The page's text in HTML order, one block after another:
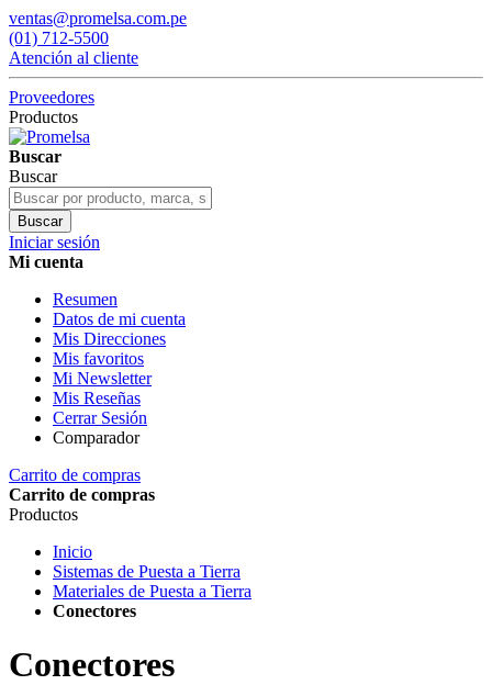
ventas@promelsa.com.pe
(01) 712-5500
Atención al cliente
Proveedores
Productos
Buscar
Buscar
Buscar
Iniciar sesión
Mi cuenta
Resumen
Datos de mi cuenta
Mis Direcciones
Mis favoritos
Mi Newsletter
Mis Reseñas
Cerrar Sesión
Comparador
Carrito de compras
Carrito de compras
Productos
Inicio
Sistemas de Puesta a Tierra
Materiales de Puesta a Tierra
Conectores
Conectores